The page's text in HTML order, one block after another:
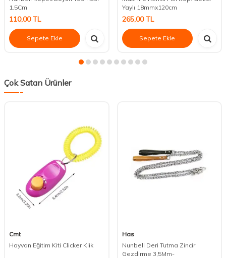
1.5Cm
110,00TL
Sepete Ekle
Yaylı 18mmx120cm
265,00TL
Sepete Ekle
Çok Satan Ürünler
Cmt
Hayvan Eğitim Kiti Clicker Klik
Has
Nunbell Deri Tutma Zincir
Gezdirme 3,5Mm-